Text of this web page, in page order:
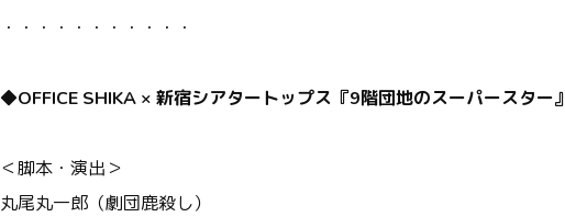
・・・・・・・・・・・
◆OFFICE SHIKA × 新宿シアタートップス『9階団地のスーパースター』
＜脚本・演出＞
丸尾丸一郎（劇団鹿殺し）